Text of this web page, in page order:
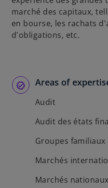
n
o
u
o
e
t
marché des capitaux,
en bourse, les rachats
d'obligations, etc.
Areas of
Audit
Audit des états
Groupes familiaux
Marchés
Marchés nationaux